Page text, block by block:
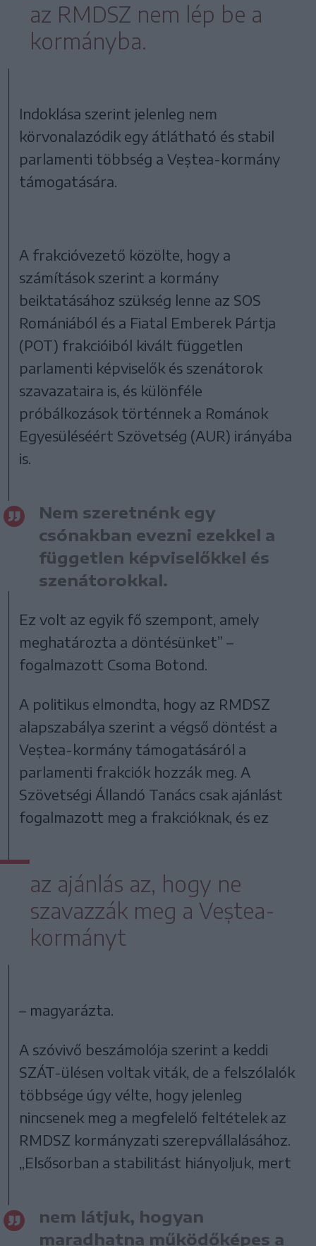
az RMDSZ nem lép be a
kormányba.
Indoklása szerint jelenleg nem
körvonalazódik egy átlátható és stabil
parlamenti többség a Veștea-kormány
támogatására.
A frakcióvezető közölte, hogy a
számítások szerint a kormány
beiktatásához szükség lenne az SOS
Romániából és a Fiatal Emberek Pártja
(POT) frakcióiból kivált független
parlamenti képviselők és szenátorok
szavazataira is, és különféle
próbálkozások történnek a Románok
Egyesüléséért Szövetség (AUR) irányába
is.
Nem szeretnénk egy
csónakban evezni ezekkel a
független képviselőkkel és
szenátorokkal.
Ez volt az egyik fő szempont, amely
meghatározta a döntésünket” –
fogalmazott Csoma Botond.
A politikus elmondta, hogy az RMDSZ
alapszabálya szerint a végső döntést a
Veștea-kormány támogatásáról a
parlamenti frakciók hozzák meg. A
Szövetségi Állandó Tanács csak ajánlást
fogalmazott meg a frakcióknak, és ez
az ajánlás az, hogy ne
szavazzák meg a Veștea-
kormányt
– magyarázta.
A szóvivő beszámolója szerint a keddi
SZÁT-ülésen voltak viták, de a felszólalók
többsége úgy vélte, hogy jelenleg
nincsenek meg a megfelelő feltételek az
RMDSZ kormányzati szerepvállalásához.
„Elsősorban a stabilitást hiányoljuk, mert
nem látjuk, hogyan
maradhatna működőképes a